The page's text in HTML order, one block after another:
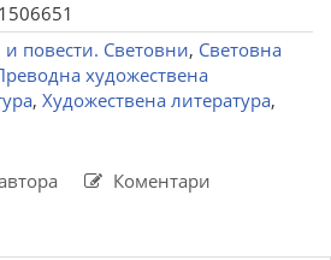
повести. Световни, Световна
художествена
, Художествена литература,
Коментари